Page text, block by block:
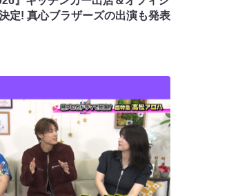
定! 真心ブラザーズの出演も発表